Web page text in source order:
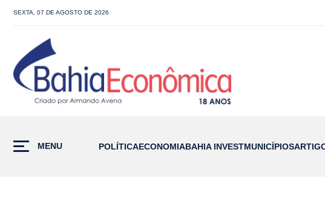
SEXTA, 07 DE AGOSTO DE 2026
MENU POLÍTICAECONOMIABAHIA INVESTMUNICÍPIOS